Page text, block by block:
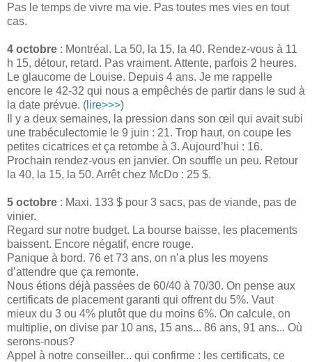
Pas le temps de vivre ma vie. Pas toutes mes vies en tout
cas.
4 octobre : Montréal. La 50, la 15, la 40. Rendez-vous à 11
h 15, détour, retard. Pas vraiment. Attente, parfois 2 heures.
Le glaucome de Louise. Depuis 4 ans. Je me rappelle
encore le 42-32 qui nous a empêchés de partir dans le sud à
la date prévue. ( lire>>>)
Il y a deux semaines, la pression dans son œil qui avait subi
une trabéculectomie le 9 juin : 21. Trop haut, on coupe les
petites cicatrices et ça retombe à 3. Aujourd’hui : 16.
Prochain rendez-vous en janvier. On souffle un peu. Retour
la 40, la 15, la 50. Arrêt chez McDo : 25 $.
5 octobre : Maxi. 133 $ pour 3 sacs, pas de viande, pas de
vinier.
Regard sur notre budget. La bourse baisse, les placements
baissent. Encore négatif, encre rouge.
Panique à bord. 76 et 73 ans, on n’a plus les moyens
d’attendre que ça remonte.
Nous étions déjà passées de 60/40 à 70/30. On pense aux
certificats de placement garanti qui offrent du 5%. Vaut
mieux du 3 ou 4% plutôt que du moins 6%. On calcule, on
multiplie, on divise par 10 ans, 15 ans... 86 ans, 91 ans... Où
serons-nous?
Appel à notre conseiller... qui confirme : les certificats, ce